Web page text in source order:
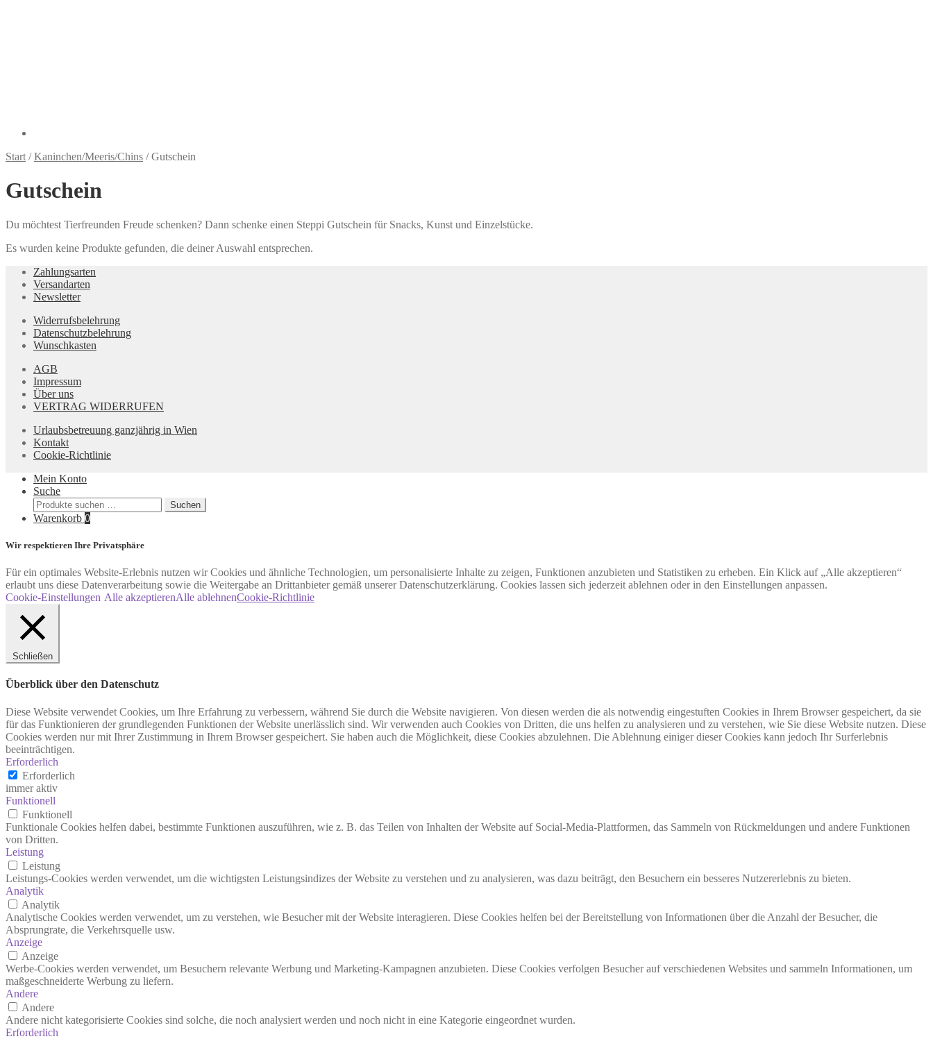
Start /Kaninchen/Meeris/Chins /Gutschein
Gutschein
Du möchtest Tierfreunden Freude schenken? Dann schenke einen Steppi Gutschein für Snacks, Kunst und Einzelstücke.
Es wurden keine Produkte gefunden, die deiner Auswahl entsprechen.
Zahlungsarten
Versandarten
Newsletter
Widerrufsbelehrung
Datenschutzbelehrung
Wunschkasten
AGB
Impressum
Über uns
VERTRAG WIDERRUFEN
Urlaubsbetreuung ganzjährig in Wien
Kontakt
Cookie-Richtlinie
Mein Konto
Suche
Suchen
nach:
Suchen
Warenkorb 0
Wir respektieren Ihre Privatsphäre
Für ein optimales Website-Erlebnis nutzen wir Cookies und ähnliche Technologien, um personalisierte Inhalte zu zeigen, Funktionen anzubieten und Statistiken zu erheben. Ein Klick auf „Alle akzeptieren“
erlaubt uns diese Datenverarbeitung sowie die Weitergabe an Drittanbieter gemäß unserer Datenschutzerklärung. Cookies lassen sich jederzeit ablehnen oder in den Einstellungen anpassen.
Cookie-Einstellungen Alle akzeptierenAlle ablehnenCookie-Richtlinie
Schließen
Überblick über den Datenschutz
Diese Website verwendet Cookies, um Ihre Erfahrung zu verbessern, während Sie durch die Website navigieren. Von diesen werden die als notwendig eingestuften Cookies in Ihrem Browser gespeichert, da sie
für das Funktionieren der grundlegenden Funktionen der Website unerlässlich sind. Wir verwenden auch Cookies von Dritten, die uns helfen zu analysieren und zu verstehen, wie Sie diese Website nutzen. Diese
Cookies werden nur mit Ihrer Zustimmung in Ihrem Browser gespeichert. Sie haben auch die Möglichkeit, diese Cookies abzulehnen. Die Ablehnung einiger dieser Cookies kann jedoch Ihr Surferlebnis
beeinträchtigen.
Erforderlich
Erforderlich
immer aktiv
Funktionell
Funktionell
Funktionale Cookies helfen dabei, bestimmte Funktionen auszuführen, wie z. B. das Teilen von Inhalten der Website auf Social-Media-Plattformen, das Sammeln von Rückmeldungen und andere Funktionen
von Dritten.
Leistung
Leistung
Leistungs-Cookies werden verwendet, um die wichtigsten Leistungsindizes der Website zu verstehen und zu analysieren, was dazu beiträgt, den Besuchern ein besseres Nutzererlebnis zu bieten.
Analytik
Analytik
Analytische Cookies werden verwendet, um zu verstehen, wie Besucher mit der Website interagieren. Diese Cookies helfen bei der Bereitstellung von Informationen über die Anzahl der Besucher, die
Absprungrate, die Verkehrsquelle usw.
Anzeige
Anzeige
Werbe-Cookies werden verwendet, um Besuchern relevante Werbung und Marketing-Kampagnen anzubieten. Diese Cookies verfolgen Besucher auf verschiedenen Websites und sammeln Informationen, um
maßgeschneiderte Werbung zu liefern.
Andere
Andere
Andere nicht kategorisierte Cookies sind solche, die noch analysiert werden und noch nicht in eine Kategorie eingeordnet wurden.
Erforderlich